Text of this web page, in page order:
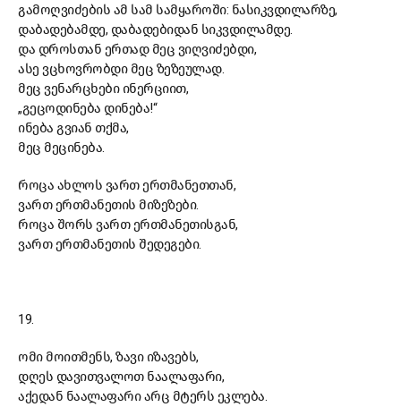
გამოღვიძების ამ სამ სამყაროში: ნასიკვდილარზე,
დაბადებამდე, დაბადებიდან სიკვდილამდე.
და დროსთან ერთად მეც ვიღვიძებდი,
ასე ვცხოვრობდი მეც ზეზეულად.
მეც ვენარცხები ინერციით,
„გეცოდინება დინება!“
ინება გვიან თქმა,
მეც მეცინება.
როცა ახლოს ვართ ერთმანეთთან,
ვართ ერთმანეთის მიზეზები.
როცა შორს ვართ ერთმანეთისგან,
ვართ ერთმანეთის შედეგები.
19.
ომი მოითმენს, ზავი იზავებს,
დღეს დავითვალოთ ნაალაფარი,
აქედან ნაალაფარი არც მტერს ეკლება.